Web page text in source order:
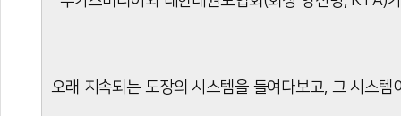
오래 지속되는 도장의 시스템을 들여다보고, 그 시스